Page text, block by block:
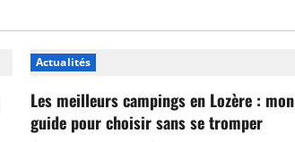
Actualités
Les meilleurs campings en Lozère : mon
guide pour choisir sans se tromper